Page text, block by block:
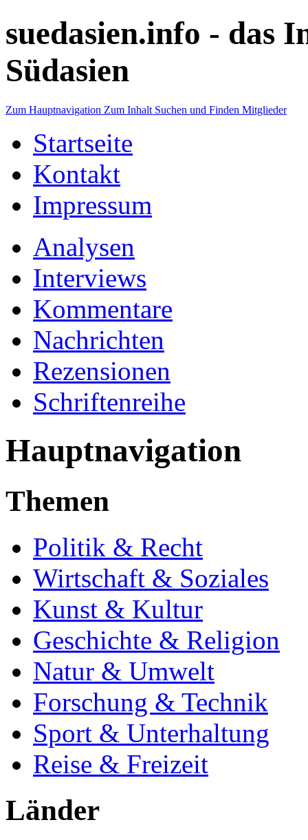
suedasien.info - das
Südasien
Zum Hauptnavigation Zum Inhalt Suchen und Finden Mitglieder
Startseite
Kontakt
Impressum
Analysen
Interviews
Kommentare
Nachrichten
Rezensionen
Schriftenreihe
Hauptnavigation
Themen
Politik & Recht
Wirtschaft & Soziales
Kunst & Kultur
Geschichte & Religion
Natur & Umwelt
Forschung & Technik
Sport & Unterhaltung
Reise & Freizeit
Länder